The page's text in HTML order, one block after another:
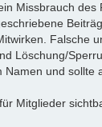
Missbrauch
Löschung/
und sollte
Mitglieder